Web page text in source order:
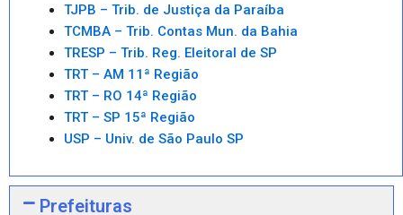
TJPB – Trib. de Justiça da Paraíba
TCMBA – Trib. Contas Mun. da Bahia
TRESP – Trib. Reg. Eleitoral de SP
TRT – AM 11ª Região
TRT – RO 14ª Região
TRT – SP 15ª Região
USP – Univ. de São Paulo SP
Prefeituras